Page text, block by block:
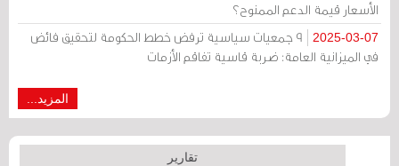
الأسعار قيمة الدعم الممنوح؟
2025-03-07
9 جمعيات سياسية ترفض خطط الحكومة لتحقيق فائض
في الميزانية العامة: ضربة قاسية تفاقم الأزمات
المزيد...
تقارير